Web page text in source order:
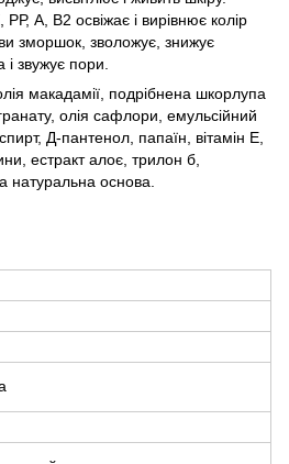
РР, А, В2 освіжає і вирівнює колір
зморшок, зволожує, знижує
звужує пори.
макадамії, подрібнена шкорлупа
олія сафлори, емульсійний
Д-пантенол, папаїн, вітамін Е,
естракт алоє, трилон б,
натуральна основа.